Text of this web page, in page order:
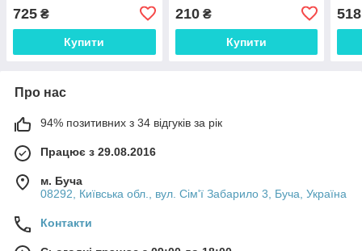
725 ₴
Купити
210₴
Купити
518
Про нас
94% позитивних з 34 відгуків за рік
Працює з 29.08.2016
м. Буча
08292, Київська обл., вул. Сім'ї Забарило 3, Буча, Україна
Контакти